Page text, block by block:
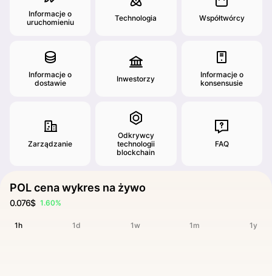
Informacje o
uruchomieniu
Technologia Współtwórcy
Informacje o
dostawie
Inwestorzy
Informacje o
konsensusie
Zarządzanie
Odkrywcy
technologii
blockchain
FAQ
POL cena wykres na żywo
0.076$ 1.60%
1h 1d 1w 1m 1y